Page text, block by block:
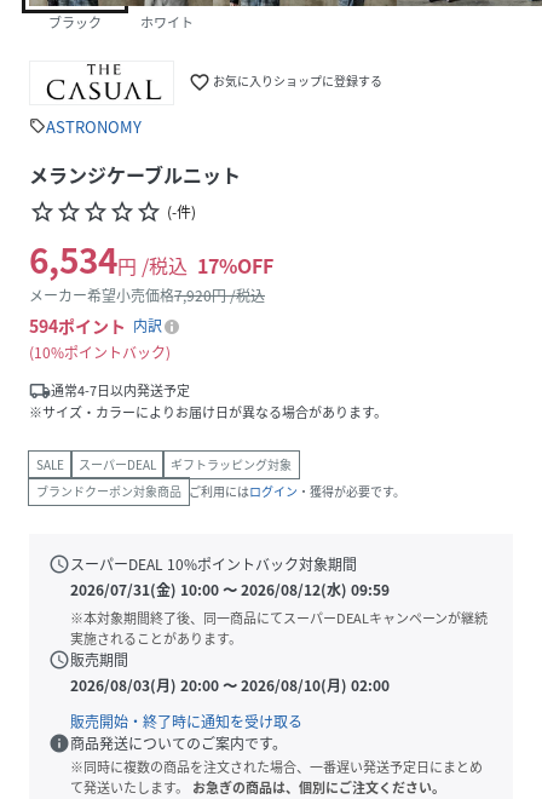
ブラック ホワイト
favorite_border お気に入りショップに登録する
sellASTRONOMY
メランジケーブルニット
star_borderstar_borderstar_borderstar_borderstar_border (-件)
6,534円 /税込 17%OFF
メーカー希望小売価格7,920円 /税込
594ポイント 内訳
10%ポイントバック
local_shipping通常4-7日以内発送予定
※サイズ・カラーによりお届け日が異なる場合があります。
SALE スーパーDEAL
ギフトラッピング対象
ブランドクーポン対象商品 ご利用にはログイン ・獲得が必要です。
scheduleスーパーDEAL 10%ポイントバック対象期間
2026/07/31(金) 10:00〜2026/08/12(水) 09:59
※本対象期間終了後、同一商品にてスーパーDEALキャンペーンが継続
実施されることがあります。
schedule販売期間
2026/08/03(月) 20:00〜2026/08/10(月) 02:00
販売開始・終了時に通知を受け取る
info商品発送についてのご案内です。
※同時に複数の商品を注文された場合、一番遅い発送予定日にまとめ
て発送いたします。
お急ぎの商品は、個別にご注文ください。